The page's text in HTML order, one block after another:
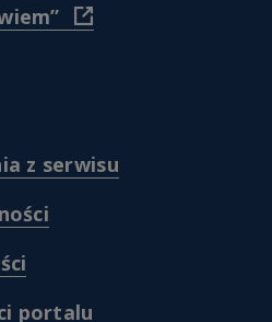
(
https://www.nfz.gov.pl/
)
akademia.nfz.gov.pl/
z serwisu(
/warunki-
(
/deklaracja-
/polityka-
prywatnosci
portalu